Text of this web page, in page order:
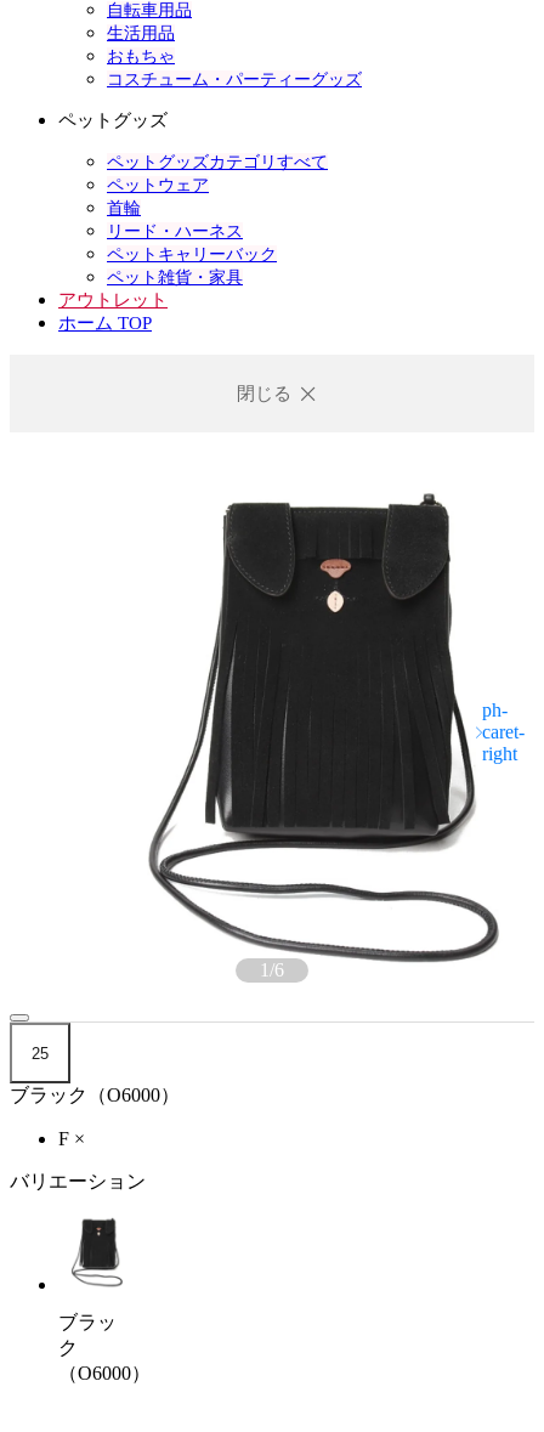
自転車用品
生活用品
おもちゃ
コスチューム・パーティーグッズ
ペットグッズ
ペットグッズカテゴリすべて
ペットウェア
首輪
リード・ハーネス
ペットキャリーバック
ペット雑貨・家具
アウトレット
ホーム TOP
閉じる
1/6
25
ブラック（O6000）
F ×
バリエーション
ブラッ
ク
（O6000）